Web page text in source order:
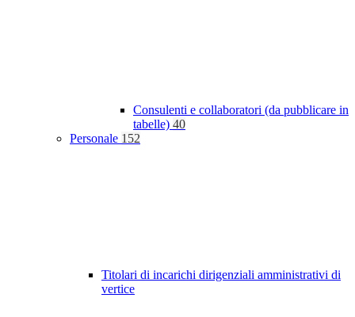
Consulenti e collaboratori (da pubblicare in
tabelle) 40
Personale 152
Titolari di incarichi dirigenziali amministrativi di
vertice